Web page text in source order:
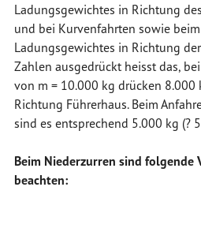
Ladungsgewichtes in Richtung
und bei Kurvenfahrten sowie
Ladungsgewichtes in Richtung
Zahlen ausgedrückt heisst das,
von m = 10.000 kg drücken 8.000
Richtung Führerhaus. Beim
sind es entsprechend 5.000 kg (?
Beim Niederzurren sind folgende
beachten: